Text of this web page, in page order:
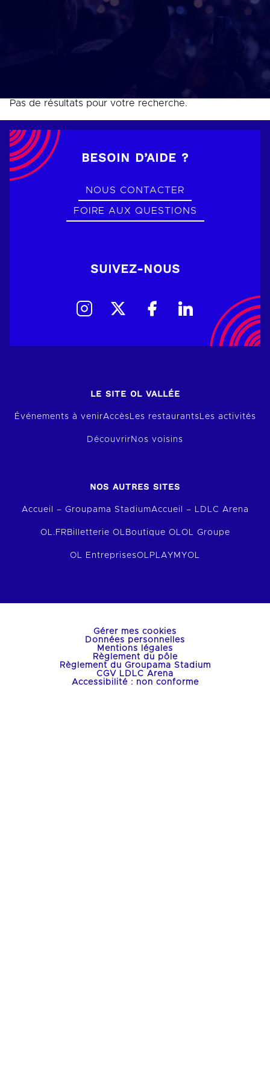
Pas de résultats pour votre recherche.
BESOIN D’AIDE ?
NOUS CONTACTER
FOIRE AUX QUESTIONS
SUIVEZ-NOUS
LE SITE OL VALLÉE
Événements à venirAccèsLes restaurantsLes activités
Découvrir Nos voisins
NOS AUTRES SITES
Accueil – Groupama StadiumAccueil – LDLC Arena
OL.FR Billetterie OL Boutique OLOL Groupe
OL EntreprisesOLPLAY MYOL
Gérer mes cookies
Données personnelles
Mentions légales
Règlement du pôle
Règlement du Groupama Stadium
CGV LDLC Arena
Accessibilité : non conforme